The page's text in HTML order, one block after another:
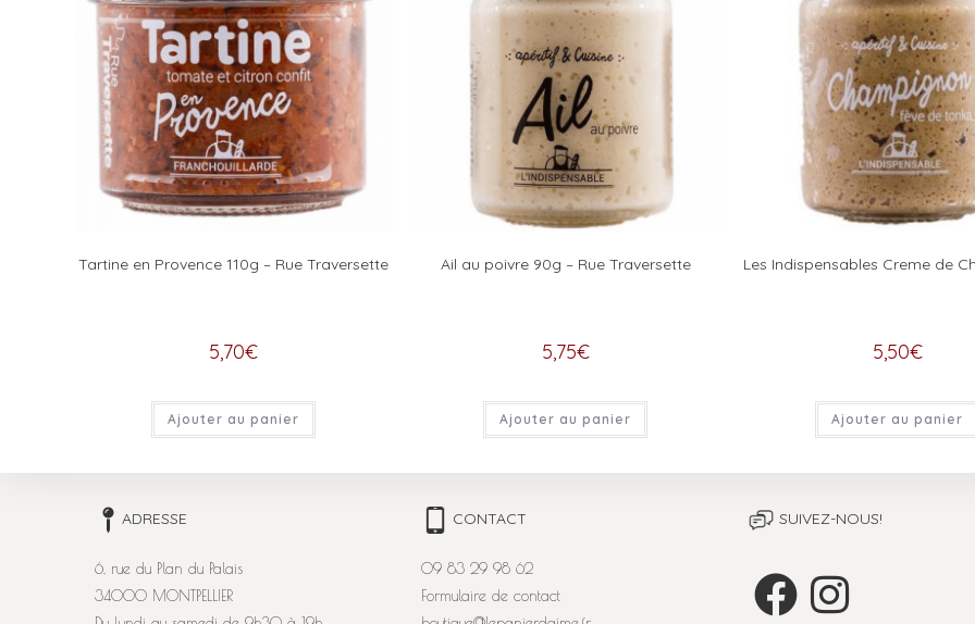
Tartine en Provence 110g – Rue Traversette
5,70€
Ajouter au panier
Ail au poivre 90g – Rue Traversette
5,75€
Ajouter au panier
Les Indispensables Creme de
5,50€
Ajouter au panier
ADRESSE
6, rue du Plan du Palais
34000 MONTPELLIER
CONTACT
09 83 29 98 62
Formulaire de contact
SUIVEZ-NOUS!